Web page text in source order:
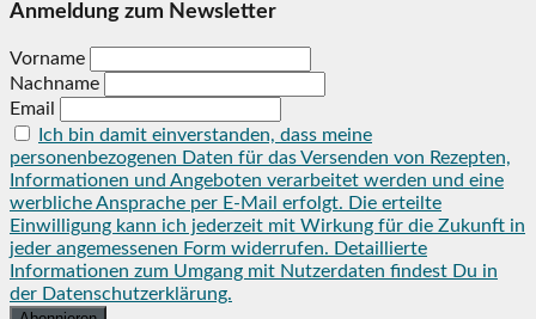
Anmeldung zum Newsletter
Vorname
Nachname
Email
Ich bin damit einverstanden, dass meine
personenbezogenen Daten für das Versenden von Rezepten,
Informationen und Angeboten verarbeitet werden und eine
werbliche Ansprache per E-Mail erfolgt. Die erteilte
Einwilligung kann ich jederzeit mit Wirkung für die Zukunft in
jeder angemessenen Form widerrufen. Detaillierte
Informationen zum Umgang mit Nutzerdaten findest Du in
der Datenschutzerklärung.